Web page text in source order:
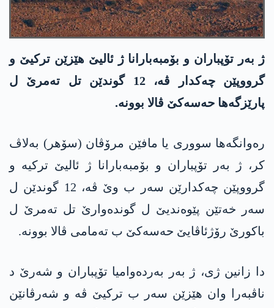
ژ بەر تۆپباران و بۆمبەبارانا ژ ئالیێ هێزێن ترکیێ و
گرووپێن چەکدار ڤە، 12 گوندێن تل تەمرێ ل
پارێزگەها حه‌سه‌كێ ڤالا بوونە.
رەوانگەها سووری یا مافێن مرۆڤان (سۆهر) بەلاڤ
کر، ژ بەر تۆپباران و بۆمبەبارانا ژ ئالیێ ترکیە و
گرووپێن چەکدارێن سەر ب وێ ڤە، 12 گوندێن ل
سەر خەتێن پێوەندیێ ل گوندەوارێ تل تەمرێ ل
باکورێ رۆژئاڤایێ حه‌سه‌كێ ب تەمامی ڤالا بوونە.
دا زانین ژی، ژ بەر بەردەوامیا تۆپباران و شەرێ د
ناڤبەرا وان هێزێن سەر ب ترکیێ ڤە و شەرڤانێن